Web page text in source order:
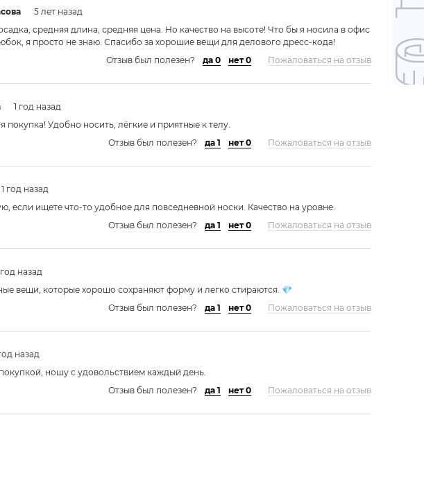
5 лет назад
средняя длина, средняя цена. Но качество на высоте! Что бы я носила в офис
я просто не знаю. Спасибо за хорошие вещи для делового дресс-кода!
Отзыв был полезен?
да 0 нет 0 Пожаловаться на отзыв
1 год назад
покупка! Удобно носить, лёгкие и приятные к телу.
Отзыв был полезен?
да 1 нет 0 Пожаловаться на отзыв
1 год назад
если ищете что-то удобное для повседневной носки. Качество на уровне.
Отзыв был полезен?
да 1 нет 0 Пожаловаться на отзыв
год назад
вещи, которые хорошо сохраняют форму и легко стираются. 💎
Отзыв был полезен?
да 1 нет 0 Пожаловаться на отзыв
назад
ношу с удовольствием каждый день.
Отзыв был полезен?
да 1 нет 0 Пожаловаться на отзыв